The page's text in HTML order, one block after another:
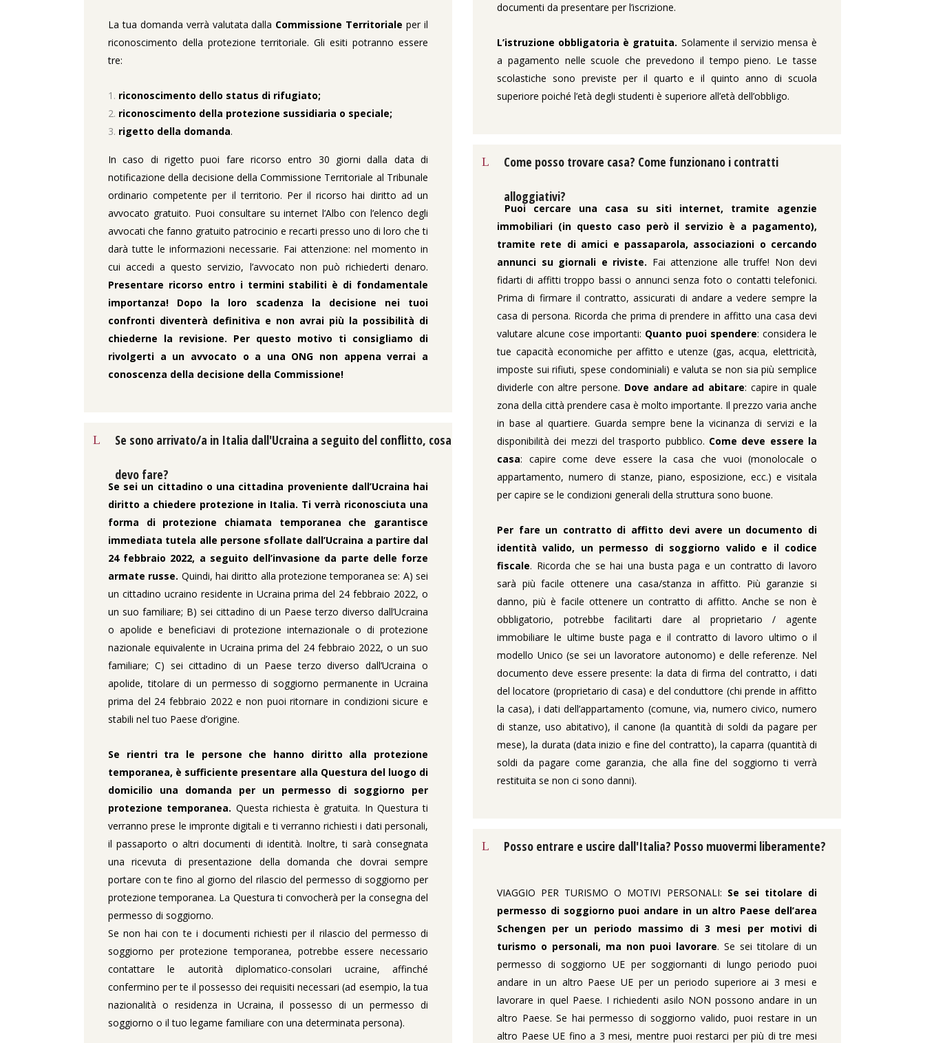
La tua domanda verrà valutata dalla Commissione Territoriale per il
riconoscimento della protezione territoriale. Gli esiti potranno essere
tre:
riconoscimento dello status di rifugiato;
riconoscimento della protezione sussidiaria o speciale;
rigetto della domanda.
In caso di rigetto puoi fare ricorso entro 30 giorni dalla data di
notificazione della decisione della Commissione Territoriale al Tribunale
ordinario competente per il territorio. Per il ricorso hai diritto ad un
avvocato gratuito. Puoi consultare su internet l’Albo con l’elenco degli
avvocati che fanno gratuito patrocinio e recarti presso uno di loro che ti
darà tutte le informazioni necessarie. Fai attenzione: nel momento in
cui accedi a questo servizio, l’avvocato non può richiederti denaro.
Presentare ricorso entro i termini stabiliti è di fondamentale
importanza! Dopo la loro scadenza la decisione nei tuoi
confronti diventerà definitiva e non avrai più la possibilità di
chiederne la revisione. Per questo motivo ti consigliamo di
rivolgerti a un avvocato o a una ONG non appena verrai a
conoscenza della decisione della Commissione!
Se sono arrivato/a in Italia dall'Ucraina a seguito del conflitto, cosa
devo fare?
Se sei un cittadino o una cittadina proveniente dall’Ucraina hai
diritto a chiedere protezione in Italia. Ti verrà riconosciuta una
forma di protezione chiamata temporanea che garantisce
immediata tutela alle persone sfollate dall’Ucraina a partire dal
24 febbraio 2022, a seguito dell’invasione da parte delle forze
armate russe. Quindi, hai diritto alla protezione temporanea se: A) sei
un cittadino ucraino residente in Ucraina prima del 24 febbraio 2022, o
un suo familiare; B) sei cittadino di un Paese terzo diverso dall’Ucraina
o apolide e beneficiavi di protezione internazionale o di protezione
nazionale equivalente in Ucraina prima del 24 febbraio 2022, o un suo
familiare; C) sei cittadino di un Paese terzo diverso dall’Ucraina o
apolide, titolare di un permesso di soggiorno permanente in Ucraina
prima del 24 febbraio 2022 e non puoi ritornare in condizioni sicure e
stabili nel tuo Paese d’origine.
Se rientri tra le persone che hanno diritto alla protezione
temporanea, è sufficiente presentare alla Questura del luogo di
domicilio una domanda per un permesso di soggiorno per
protezione temporanea. Questa richiesta è gratuita. In Questura ti
verranno prese le impronte digitali e ti verranno richiesti i dati personali,
il passaporto o altri documenti di identità. Inoltre, ti sarà consegnata
una ricevuta di presentazione della domanda che dovrai sempre
portare con te fino al giorno del rilascio del permesso di soggiorno per
protezione temporanea. La Questura ti convocherà per la consegna del
permesso di soggiorno.
Se non hai con te i documenti richiesti per il rilascio del permesso di
soggiorno per protezione temporanea, potrebbe essere necessario
contattare le autorità diplomatico-consolari ucraine, affinché
confermino per te il possesso dei requisiti necessari (ad esempio, la tua
nazionalità o residenza in Ucraina, il possesso di un permesso di
soggiorno o il tuo legame familiare con una determinata persona).
documenti da presentare per l’iscrizione.
L’istruzione obbligatoria è gratuita. Solamente il servizio mensa è
a pagamento nelle scuole che prevedono il tempo pieno. Le tasse
scolastiche sono previste per il quarto e il quinto anno di scuola
superiore poiché l’età degli studenti è superiore all’età dell’obbligo.
Come posso trovare casa? Come funzionano i contratti
alloggiativi?
Puoi cercare una casa su siti internet, tramite agenzie
immobiliari (in questo caso però il servizio è a pagamento),
tramite rete di amici e passaparola, associazioni o cercando
annunci su giornali e riviste. Fai attenzione alle truffe! Non devi
fidarti di affitti troppo bassi o annunci senza foto o contatti telefonici.
Prima di firmare il contratto, assicurati di andare a vedere sempre la
casa di persona. Ricorda che prima di prendere in affitto una casa devi
valutare alcune cose importanti: Quanto puoi spendere: considera le
tue capacità economiche per affitto e utenze (gas, acqua, elettricità,
imposte sui rifiuti, spese condominiali) e valuta se non sia più semplice
dividerle con altre persone. Dove andare ad abitare: capire in quale
zona della città prendere casa è molto importante. Il prezzo varia anche
in base al quartiere. Guarda sempre bene la vicinanza di servizi e la
disponibilità dei mezzi del trasporto pubblico. Come deve essere la
casa: capire come deve essere la casa che vuoi (monolocale o
appartamento, numero di stanze, piano, esposizione, ecc.) e visitala
per capire se le condizioni generali della struttura sono buone.
Per fare un contratto di affitto devi avere un documento di
identità valido, un permesso di soggiorno valido e il codice
fiscale. Ricorda che se hai una busta paga e un contratto di lavoro
sarà più facile ottenere una casa/stanza in affitto. Più garanzie si
danno, più è facile ottenere un contratto di affitto. Anche se non è
obbligatorio, potrebbe facilitarti dare al proprietario / agente
immobiliare le ultime buste paga e il contratto di lavoro ultimo o il
modello Unico (se sei un lavoratore autonomo) e delle referenze. Nel
documento deve essere presente: la data di firma del contratto, i dati
del locatore (proprietario di casa) e del conduttore (chi prende in affitto
la casa), i dati dell’appartamento (comune, via, numero civico, numero
di stanze, uso abitativo), il canone (la quantità di soldi da pagare per
mese), la durata (data inizio e fine del contratto), la caparra (quantità di
soldi da pagare come garanzia, che alla fine del soggiorno ti verrà
restituita se non ci sono danni).
Posso entrare e uscire dall'Italia? Posso muovermi liberamente?
VIAGGIO PER TURISMO O MOTIVI PERSONALI: Se sei titolare di
permesso di soggiorno puoi andare in un altro Paese dell’area
Schengen per un periodo massimo di 3 mesi per motivi di
turismo o personali, ma non puoi lavorare. Se sei titolare di un
permesso di soggiorno UE per soggiornanti di lungo periodo puoi
andare in un altro Paese UE per un periodo superiore ai 3 mesi e
lavorare in quel Paese. I richiedenti asilo NON possono andare in un
altro Paese. Se hai permesso di soggiorno valido, puoi restare in un
altro Paese UE fino a 3 mesi, mentre puoi restarci per più di tre mesi